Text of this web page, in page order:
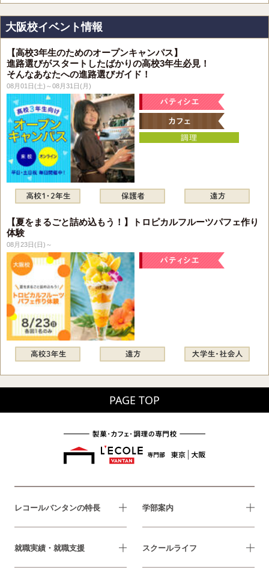
大阪校イベント情報
【高校3年生のためのオープンキャンパス】
進路選びがスタートしたばかりの高校3年生必見！
そんなあなたへの進路選びガイド！
08月01日(土)～08月31日(月)
【夏をまるごと詰め込もう！】トロピカルフルーツパフェ作り
体験
08月23日(日)～
PAGE TOP
レコールバンタンの特長 学部案内
就職実績・就職支援 スクールライフ